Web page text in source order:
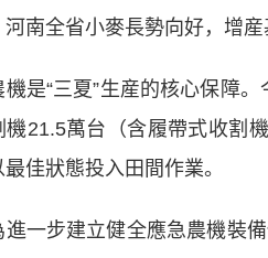
河南全省小麥長勢向好，增産
“三夏”生産的核心保障。
機21.5萬台（含履帶式收割
佳狀態投入田間作業。
步建立健全應急農機裝備